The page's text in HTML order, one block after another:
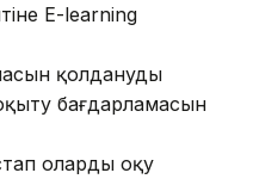
E-learning
қолдануды
бағдарламасын
оларды оқу